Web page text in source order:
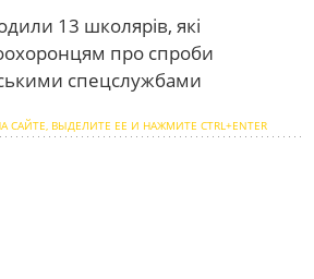
13 школярів, які
про спроби
спецслужбами
ВЫДЕЛИТЕ ЕЕ И НАЖМИТЕ CTRL+ENTER